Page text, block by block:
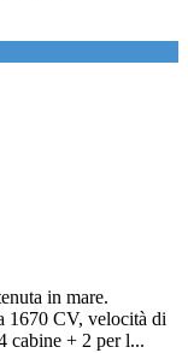
in mare.
1670 CV, velocità di
cabine + 2 per l...